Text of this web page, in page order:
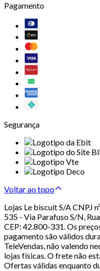
Pagamento
Segurança
Voltar ao topo
Lojas Le biscuit S/A CNPJ
535 - Via Parafuso S/N,
CEP: 42.800-331. Os
pagamento são válidos
TeleVendas, não valendo
lojas físicas. O frete não
Ofertas válidas enquanto